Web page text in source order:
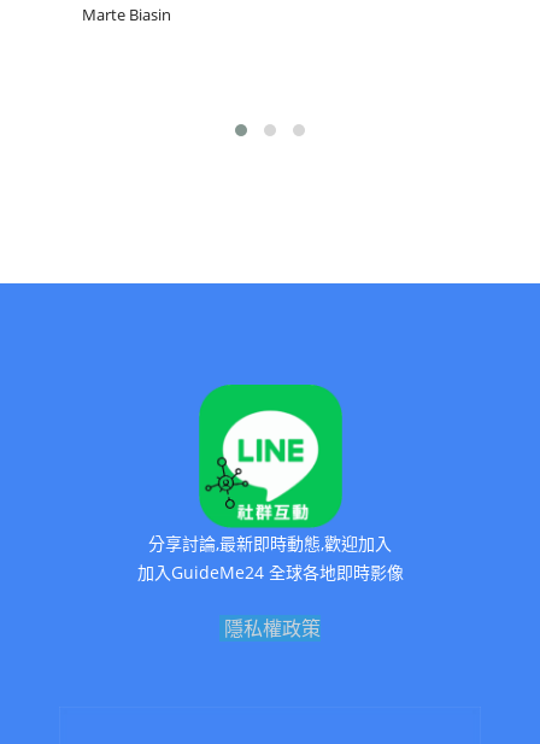
Marte Biasin
分享討論,最新即時動態,歡迎加入
加入GuideMe24 全球各地即時影像
隱私權政策